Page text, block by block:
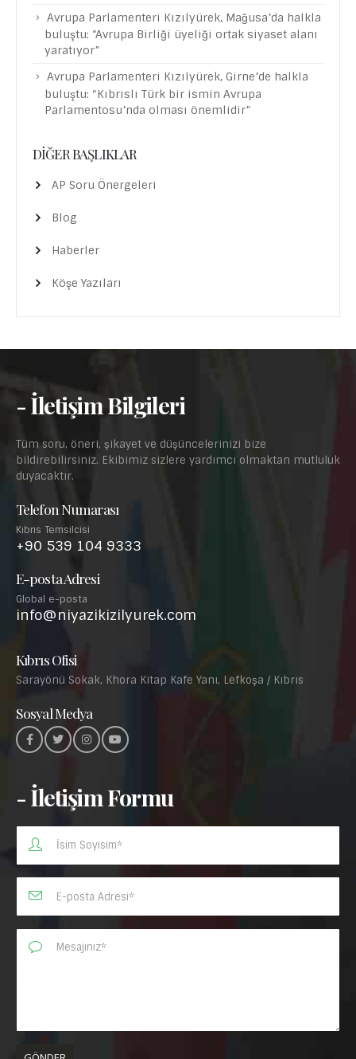
Avrupa Parlamenteri Kızılyürek, Mağusa’da halkla
buluştu: “Avrupa Birliği üyeliği ortak siyaset alanı
yaratıyor”
Avrupa Parlamenteri Kızılyürek, Girne’de halkla
buluştu: “Kıbrıslı Türk bir ismin Avrupa
Parlamentosu’nda olması önemlidir”
DIĞER BAŞLIKLAR
AP Soru Önergeleri
Blog
Haberler
Köşe Yazıları
- İletişim Bilgileri
Tüm soru, öneri, şikayet ve düşüncelerinizi bize
bildirebilirsiniz. Ekibimiz sizlere yardımcı olmaktan mutluluk
duyacaktır.
Telefon Numarası
Kıbrıs Temsilcisi
+90 539 104 9333
E-posta Adresi
Global e-posta
info@niyazikizilyurek.com
Kıbrıs Ofisi
Sarayönü Sokak, Khora Kitap Kafe Yanı, Lefkoşa / Kıbrıs
Sosyal Medya
- İletişim Formu